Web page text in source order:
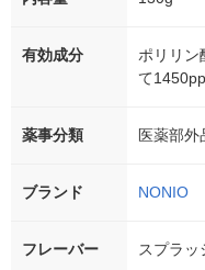
有効成分
ポリリン
て
薬事分類 医薬部外
ブランド NONIO
フレーバー スプラッ